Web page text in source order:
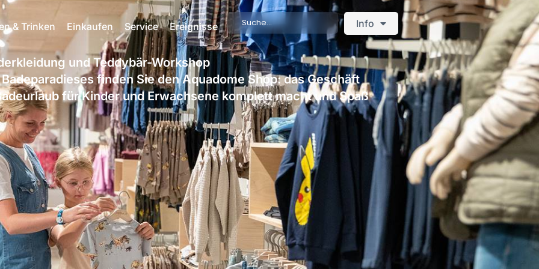
& Trinken Einkaufen Service Ereignisse
Search
...
Info
und Teddybär-Workshop
finden Sie den Aquadome Shop: das Geschäft
für Kinder und Erwachsene komplett macht und Spaß